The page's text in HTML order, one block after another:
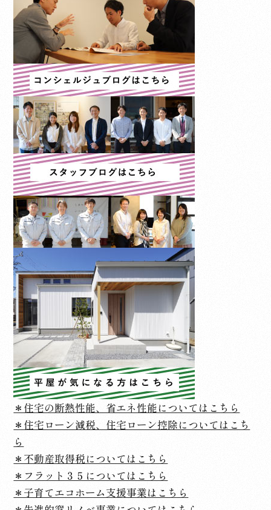
＊住宅の断熱性能、省エネ性能についてはこちら
＊住宅ローン減税、住宅ローン控除についてはこち
ら
＊不動産取得税についてはこちら
＊フラット３５についてはこちら
＊子育てエコホーム支援事業はこちら